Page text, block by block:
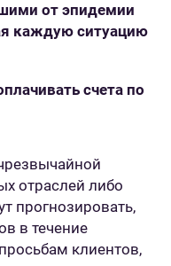
от эпидемии
каждую ситуацию
счета по
отраслей либо
прогнозировать,
в течение
клиентов,